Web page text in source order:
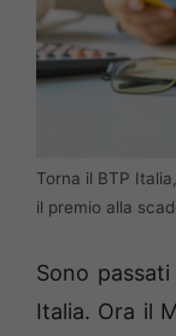
Torna il BTP
il premio alla
Sono passati
Italia. Ora il